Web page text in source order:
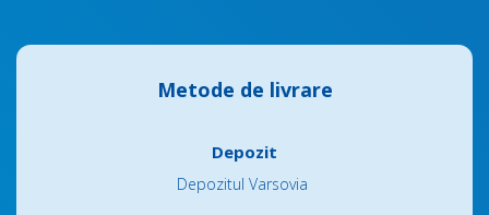
Metode de livrare
Depozit
Depozitul Varsovia